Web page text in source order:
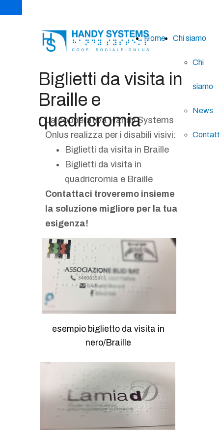
Home Chi siamo
Chi
siamo
News
Biglietti da visita in
Braille e
quadricromia
La cooperativa Handy Systems
Onlus realizza per i disabili visivi:
Biglietti da visita in Braille
Biglietti da visita in
quadricromia e Braille
Contattaci troveremo insieme
la soluzione migliore per la tua
esigenza!
esempio biglietto da visita in
nero/Braille